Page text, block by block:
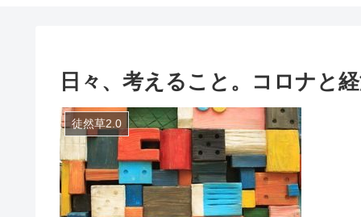
日々、考えること。コロナと経
徒然草2.0